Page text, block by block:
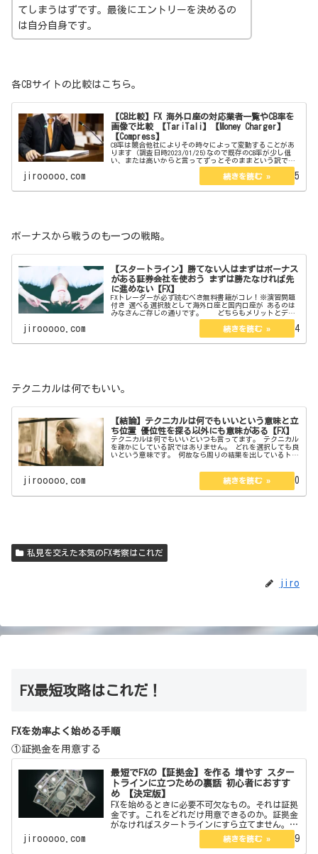
てしまうはずです。最後にエントリーを決めるの
は自分自身です。
各CBサイトの比較はこちら。
【CB比較】FX 海外口座の対応業者一覧やCB率を
画像で比較 【TariTali】【Money Charger】
【Compress】
CB率は競合他社によりその時々によって変動することがあ
ります（調査日時2023/01/25)なので既存のCB率が少し低
い、または高いからと言ってずっとそのままという訳でも
ありません。今現在は口座開設している海外口座は3つあり
jirooooo.com 2023.01.25
ボーナスから戦うのも一つの戦略。
【スタートライン】勝てない人はまずはボーナス
がある証券会社を使おう まずは勝たなければ先
に進めない【FX】
FXトレーダーが必ず読むべき無料書籍がコレ！※演習問題
付き 選べる選択肢として海外口座と国内口座が あるのは
みなさんご存じの通りです。 どちらもメリットとデメ
リットがあります。 海外口座ならゼロカットやボーナ
jirooooo.com 2023.01.24
テクニカルは何でもいい。
【結論】テクニカルは何でもいいという意味と立
ち位置 優位性を探る以外にも意味がある【FX】
テクニカルは何でもいいといつも言ってます。 テクニカル
を疎かにしている訳ではありません。 どれを選択しても良
いという意味です。 何故なら周りの結果を出しているトレ
なるからに他なりません。...
jirooooo.com 2023.01.20
私見を交えた本気のFX考察はこれだ
jiro
FX最短攻略はこれだ！
FXを効率よく始める手順
①証拠金を用意する
最短でFXの【証拠金】を作る 増やす スター
トラインに立つための裏話 初心者におすす
め 【決定版】
FXを始めるときに必要不可欠なもの。それは証拠
金です。これをどれだけ用意できるのか。証拠金
がなければスタートラインにすら立てません。今
回はその証拠金の作り方を教えます。また初心者
向きやそうでないものそれらについても言及して
jirooooo.com 2022.06.19